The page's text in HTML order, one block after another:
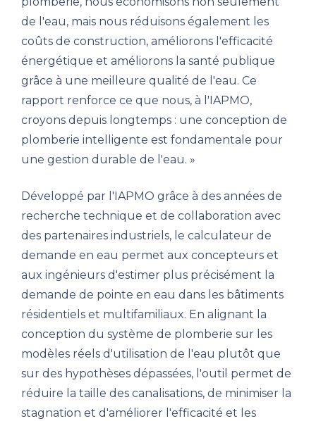
de l'eau, mais nous réduisons également les
coûts de construction, améliorons l'efficacité
énergétique et améliorons la santé publique
grâce à une meilleure qualité de l'eau. Ce
rapport renforce ce que nous, à l'IAPMO,
croyons depuis longtemps : une conception de
plomberie intelligente est fondamentale pour
une gestion durable de l'eau. »
Développé par l'IAPMO grâce à des années de
recherche technique et de collaboration avec
des partenaires industriels, le calculateur de
demande en eau permet aux concepteurs et
aux ingénieurs d'estimer plus précisément la
demande de pointe en eau dans les bâtiments
résidentiels et multifamiliaux. En alignant la
conception du système de plomberie sur les
modèles réels d'utilisation de l'eau plutôt que
sur des hypothèses dépassées, l'outil permet de
réduire la taille des canalisations, de minimiser la
stagnation et d'améliorer l'efficacité et les